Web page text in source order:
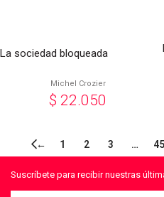
La sociedad bloqueada
Michel Crozier
$ 22.050
← 1 2 3 … 45
Suscríbete para recibir nuestras